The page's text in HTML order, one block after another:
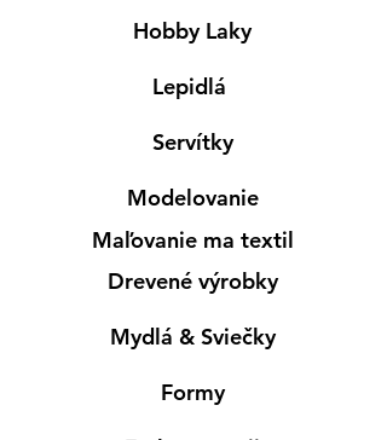
Hobby Laky
Lepidlá
Servítky
Modelovanie
Maľovanie ma textil
Drevené výrobky
Mydlá & Sviečky
Formy